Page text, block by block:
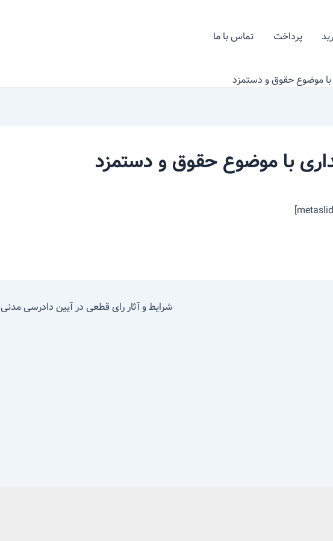
پرداخت تماس با ما
با موضوع حقوق و دستمزد
با موضوع حقوق و دستمزد
شرایط و آثار رای قطعی در آیین دادرسی مدنی